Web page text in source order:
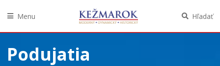
obsah
Menu Hľadať
Podujatia